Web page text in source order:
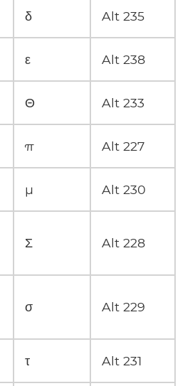
δ Alt 235
ε Alt 238
Θ Alt 233
π Alt 227
μ Alt 230
Σ Alt 228
σ Alt 229
τ Alt 231